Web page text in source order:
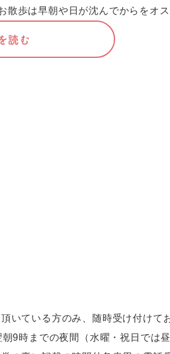
散歩は早朝や日が沈んでからをオ
読む
いている方のみ、随時受け付けて
9時までの夜間（水曜・祝日では